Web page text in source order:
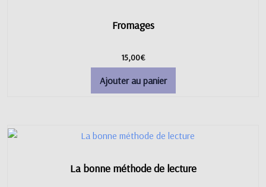
Fromages
15,00€
Ajouter au panier
La bonne méthode de lecture